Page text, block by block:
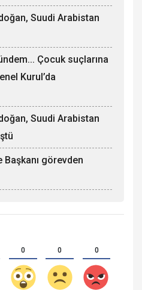
Suudi Arabistan
Çocuk suçlarına
Kurul’da
Suudi Arabistan
görevden
0 0 0